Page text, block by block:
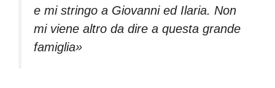
e mi stringo a Giovanni ed Ilaria. Non
mi viene altro da dire a questa grande
famiglia»